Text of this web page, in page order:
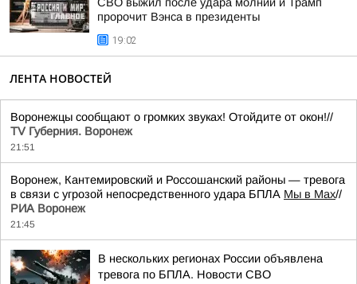
пророчит Вэнса в президенты
19:02
ЛЕНТА НОВОСТЕЙ
Воронежцы сообщают о громких звуках! Отойдите от окон!//
TV Губерния. Воронеж
21:51
Воронеж, Кантемировский и Россошанский районы — тревога
в связи с угрозой непосредственного удара БПЛА Мы в Мах//
РИА Воронеж
21:45
В нескольких регионах России объявлена
тревога по БПЛА. Новости СВО